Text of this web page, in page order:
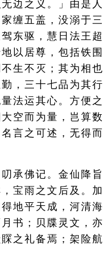
边之义。」由是
缠五盖，没溺于
东驱，慧日法王
以居尊，包括铁
生不灭；其为相
，三十七品为其行
法运其心。方便
空而为量，岂算
言之可述，无得
承佛记。金仙降
宝雨之文后及。
地平天成，河清
书；贝牒灵文，亦
之礼备焉；架险